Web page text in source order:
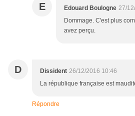
E Edouard Boulogne 27/
Dommage. C'est plus
avez perçu.
D Dissident 26/12/2016 10:46
La république française est
Répondre